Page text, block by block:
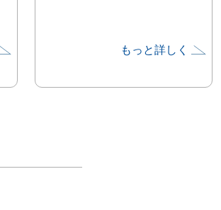
もっと詳しく